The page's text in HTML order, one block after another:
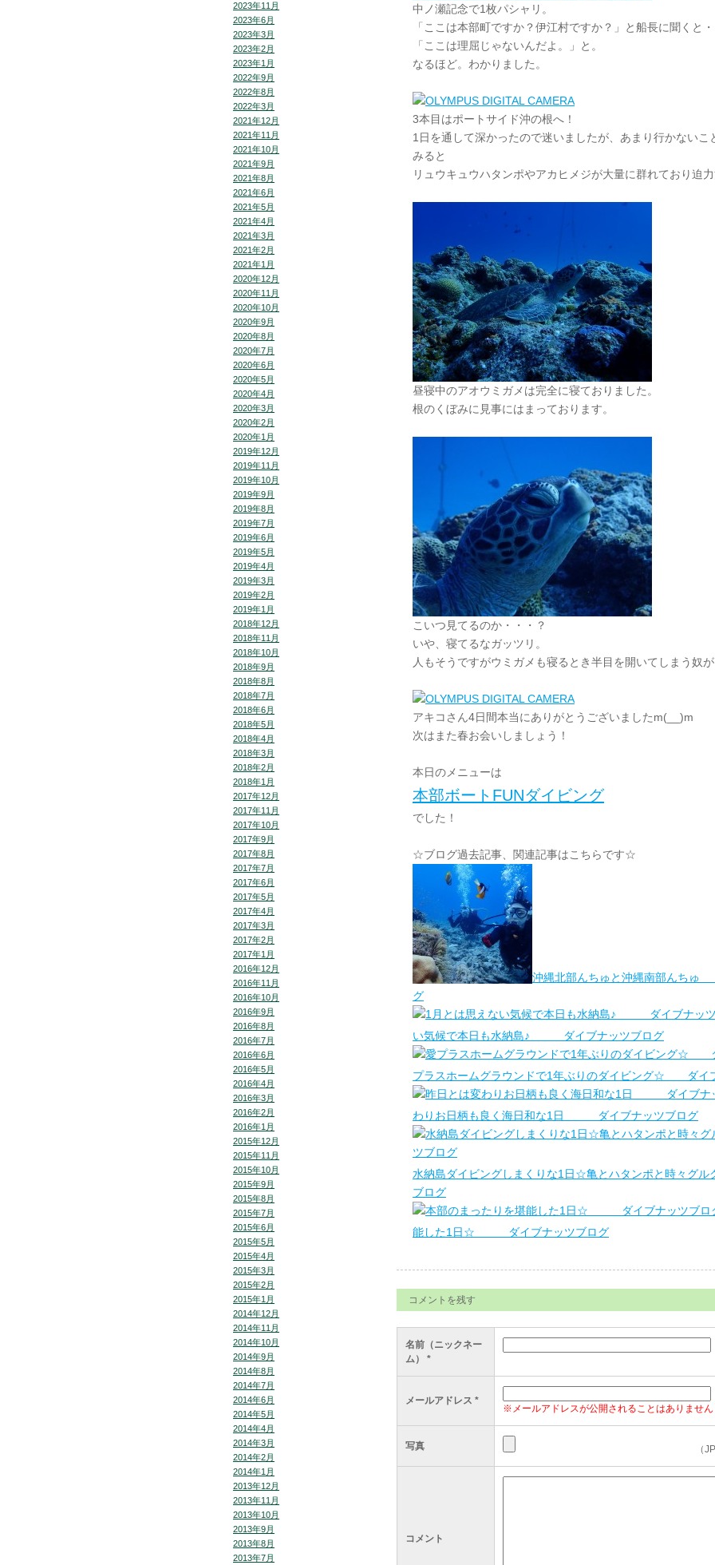
2023年11月
2023年6月
2023年3月
2023年2月
2023年1月
2022年9月
2022年8月
2022年3月
2021年12月
2021年11月
2021年10月
2021年9月
2021年8月
2021年6月
2021年5月
2021年4月
2021年3月
2021年2月
2021年1月
2020年12月
2020年11月
2020年10月
2020年9月
2020年8月
2020年7月
2020年6月
2020年5月
2020年4月
2020年3月
2020年2月
2020年1月
2019年12月
2019年11月
2019年10月
2019年9月
2019年8月
2019年7月
2019年6月
2019年5月
2019年4月
2019年3月
2019年2月
2019年1月
2018年12月
2018年11月
2018年10月
2018年9月
2018年8月
2018年7月
2018年6月
2018年5月
2018年4月
2018年3月
2018年2月
2018年1月
2017年12月
2017年11月
2017年10月
2017年9月
2017年8月
2017年7月
2017年6月
2017年5月
2017年4月
2017年3月
2017年2月
2017年1月
2016年12月
2016年11月
2016年10月
2016年9月
2016年8月
2016年7月
2016年6月
2016年5月
2016年4月
2016年3月
2016年2月
2016年1月
2015年12月
2015年11月
2015年10月
2015年9月
2015年8月
2015年7月
2015年6月
2015年5月
2015年4月
2015年3月
2015年2月
2015年1月
2014年12月
2014年11月
2014年10月
2014年9月
2014年8月
2014年7月
2014年6月
2014年5月
2014年4月
2014年3月
2014年2月
2014年1月
2013年12月
2013年11月
2013年10月
2013年9月
2013年8月
2013年7月
中ノ瀬記念で1枚パシャリ。
「ここは本部町ですか？伊江村ですか？」と船長に聞くと
「ここは理屈じゃないんだよ。」と。
なるほど。わかりました。
3本目はポートサイド沖の根へ！
1日を通して深かったので迷いましたが、あまり行かないこ
みると
リュウキュウハタンポやアカヒメジが大量に群れており迫
昼寝中のアオウミガメは完全に寝ておりました。
根のくぼみに見事にはまっております。
こいつ見てるのか・・・？
いや、寝てるなガッツリ。
人もそうですがウミガメも寝るとき半目を開いてしまう奴
アキコさん4日間本当にありがとうございましたm(__)m
次はまた春お会いしましょう！
本日のメニューは
本部ボートFUNダイビング
でした！
☆ブログ過去記事、関連記事はこちらです☆
沖縄北部んちゅと沖縄南部んち
グ
い気候で本日も水納島♪ ダイブナッツブログ
プラスホームグラウンドで1年ぶりのダイビング☆ ダイ
わりお日柄も良く海日和な1日 ダイブナッツブログ
水納島ダイビングしまくりな1日☆亀とハタンポと時々
ブログ
能した1日☆ ダイブナッツブログ
コメントを残す
名前（ニックネー
ム）
*
メールアドレス *
※メールアドレスが公開されることはありません
写真 （
コメント